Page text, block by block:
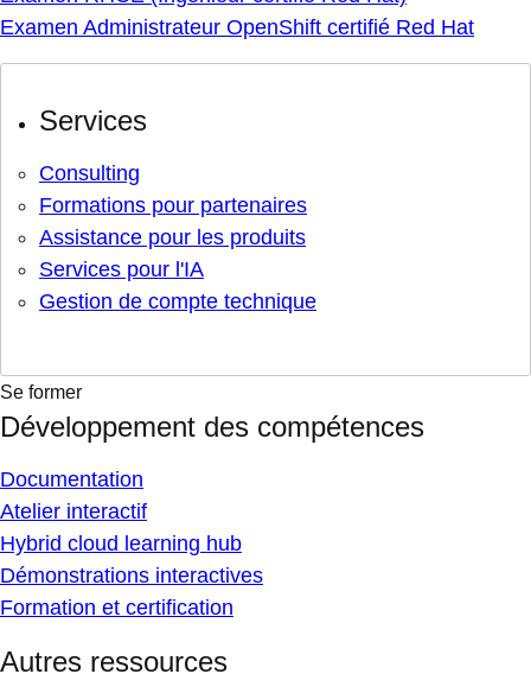
Examen Administrateur OpenShift certifié Red Hat
Services
Consulting
Formations pour partenaires
Assistance pour les produits
Services pour l'IA
Gestion de compte technique
Se former
Développement des compétences
Documentation
Atelier interactif
Hybrid cloud learning hub
Démonstrations interactives
Formation et certification
Autres ressources